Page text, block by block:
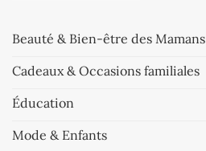
Beauté & Bien-être des Mamans
Cadeaux & Occasions familiales
Éducation
Mode & Enfants